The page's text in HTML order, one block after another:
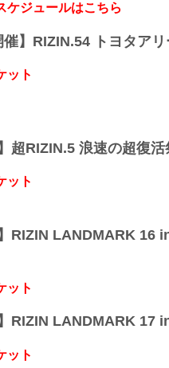
PPV販売スケジュール一覧
期間 応援
ジュールはこちら
催】RIZIN.54 トヨタア
ット
超RIZIN.5 浪速の超復活
ット
RIZIN LANDMARK 16
ット
RIZIN LANDMARK 17
ット